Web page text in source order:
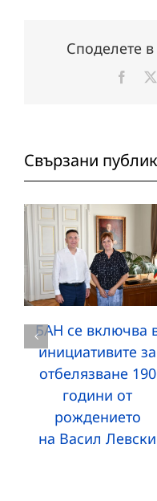
Споделете
Свързани
БАН се включва
инициативите за
отбелязване 190
години от
рождението
на Васил Левски